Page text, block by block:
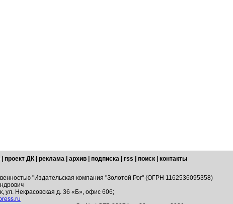
проект ДК реклама архив подписка rss поиск
контакты
"Издательская компания "Золотой Рог" (ОГРН 1162536095358)
ул. Некрасовская д. 36 «Б», офис 606;